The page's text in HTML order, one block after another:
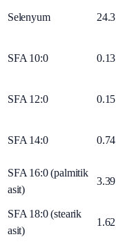
Selenyum 24.3
SFA 10:0 0.13
SFA 12:0 0.15
SFA 14:0 0.74
SFA 16:0 (palmitik
asit)
3.39
SFA 18:0 (stearik
asit)
1.62